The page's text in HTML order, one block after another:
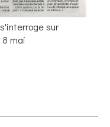
sur
8 mai